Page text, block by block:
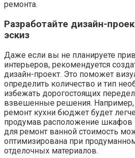
ремонта.
Разработайте дизайн-
эскиз
Даже если вы не планируете
интерьеров, рекомендуется
дизайн-проект. Это поможет
определить количество и тип
избежать дорогостоящих
взвешенные решения. Например,
ремонт кухни бюджет будет
продумав расположение шкафов
для ремонт ванной стоимость
оптимизирована при
отделочных материалов.